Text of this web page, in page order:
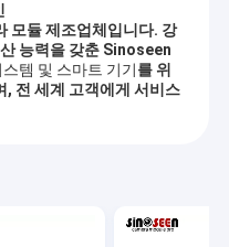
모듈 제조업체입니다. 강
능력을 갖춘 Sinoseen
템 및 스마트 기기를 위
, 전 세계 고객에게 서비스